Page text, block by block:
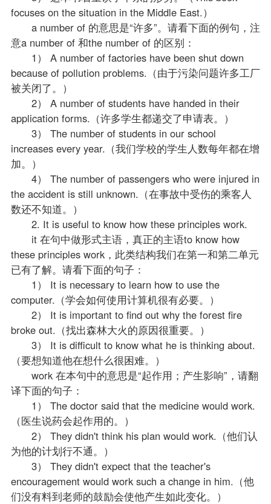
focuses on the situation in the Middle East.）
a number of 的意思是“许多”。请看下面的例句，注
意a number of 和the number of 的区别：
1） A number of factories have been shut down
because of pollution problems.（由于污染问题许多工厂
被关闭了。）
2） A number of students have handed in their
application forms.（许多学生都递交了申请表。）
3） The number of students in our school
increases every year.（我们学校的学生人数每年都在增
加。）
4） The number of passengers who were injured in
the accident is still unknown.（在事故中受伤的乘客人
数还不知道。）
2. It is useful to know how these principles work.
it 在句中做形式主语，真正的主语to know how
these principles work，此类结构我们在第一和第二单元
已有了解。请看下面的句子：
1） It is necessary to learn how to use the
computer.（学会如何使用计算机很有必要。）
2） It is important to find out why the forest fire
broke out.（找出森林大火的原因很重要。）
3） It is difficult to know what he is thinking about.
（要想知道他在想什么很困难。）
work 在本句中的意思是“起作用；产生影响”，请翻
译下面的句子：
1） The doctor said that the medicine would work.
（医生说药会起作用的。）
2） They didn't think his plan would work.（他们认
为他的计划行不通。）
3） They didn't expect that the teacher's
encouragement would work such a change in him.（他
们没有料到老师的鼓励会使他产生如此变化。）